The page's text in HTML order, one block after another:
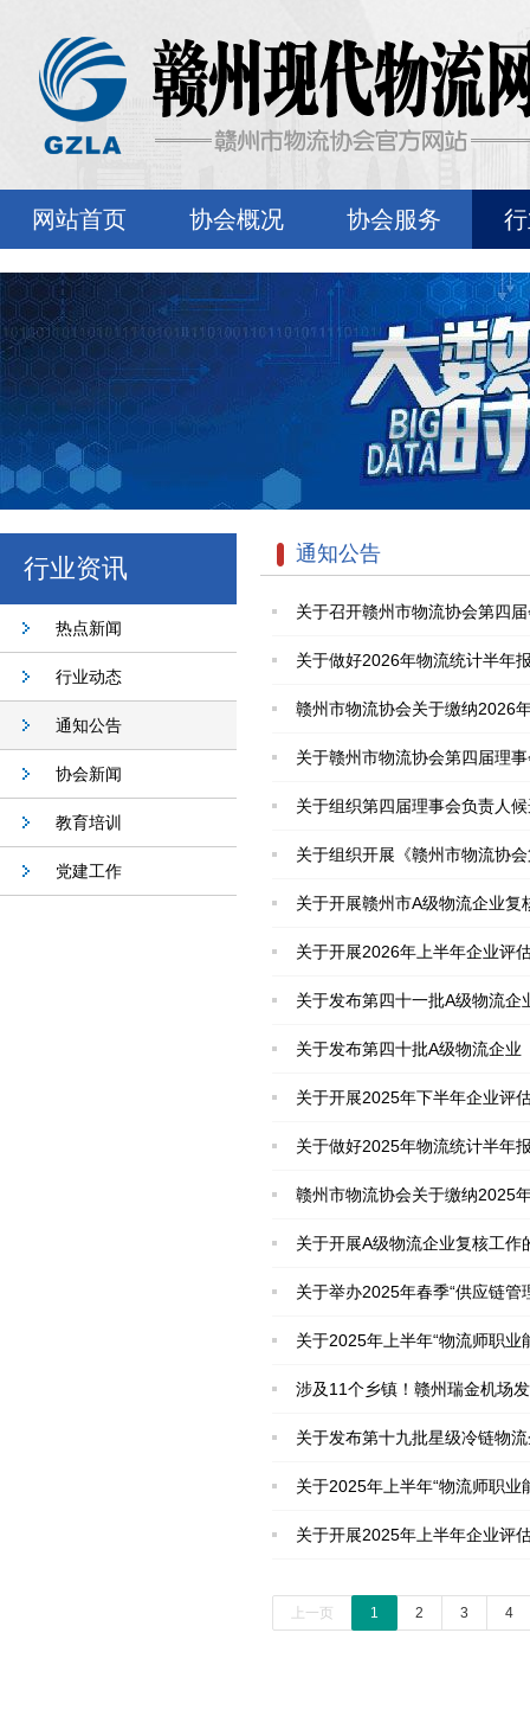
网站首页 协会概况 协会服务
行业资讯
热点新闻
行业动态
通知公告
协会新闻
教育培训
党建工作
通知公告
关于召开赣州市物流协会第四
关于做好2026年物流统计半年
赣州市物流协会关于缴纳2026
关于赣州市物流协会第四届理
关于组织第四届理事会负责人
关于组织开展《赣州市物流协
关于开展赣州市A级物流企业复
关于开展2026年上半年企业评
关于发布第四十一批A级物流企
关于发布第四十批A级物流企业
关于开展2025年下半年企业评
关于做好2025年物流统计半年
赣州市物流协会关于缴纳2025
关于开展A级物流企业复核工作
关于举办2025年春季“供应链管
关于2025年上半年“物流师职业
涉及11个乡镇！赣州瑞金机场
关于发布第十九批星级冷链物
关于2025年上半年“物流师职业
关于开展2025年上半年企业评
上一页 1 2 3 4